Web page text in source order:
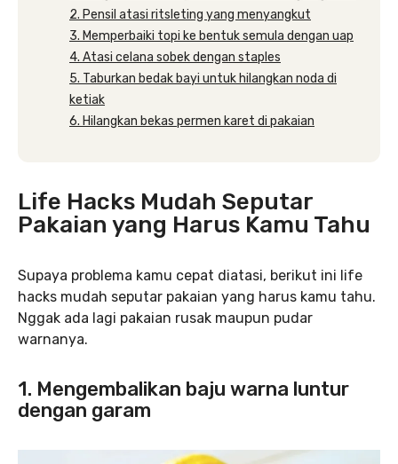
2. Pensil atasi ritsleting yang menyangkut
3. Memperbaiki topi ke bentuk semula dengan uap
4. Atasi celana sobek dengan staples
5. Taburkan bedak bayi untuk hilangkan noda di
ketiak
6. Hilangkan bekas permen karet di pakaian
Life Hacks Mudah Seputar
Pakaian yang Harus Kamu Tahu
Supaya problema kamu cepat diatasi, berikut ini life
hacks mudah seputar pakaian yang harus kamu tahu.
Nggak ada lagi pakaian rusak maupun pudar
warnanya.
1. Mengembalikan baju warna luntur
dengan garam